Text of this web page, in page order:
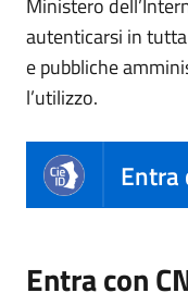
Ministero
autenticarsi in
e pubbliche
l’utilizzo.
Entra
Entra con